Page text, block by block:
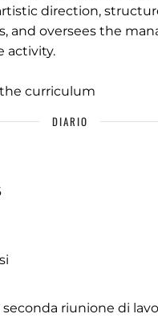
direction,
and oversees the
activity.
curriculum
DIARIO
seconda riunione di